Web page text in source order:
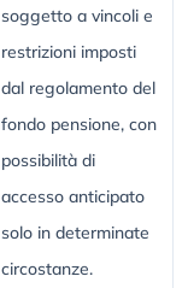
soggetto a vincoli e
restrizioni imposti
dal regolamento del
fondo pensione, con
possibilità di
accesso anticipato
solo in determinate
circostanze.